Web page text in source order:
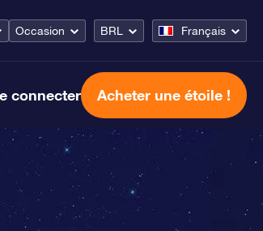
Occasion BRL Français
connecter Acheter une étoile !